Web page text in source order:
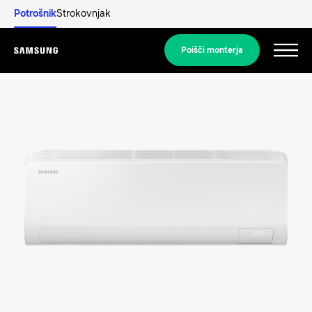
PotrošnikStrokovnjak
Menu
Poišči monterja